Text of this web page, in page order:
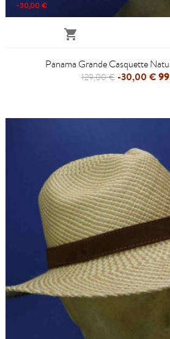
-30,00 €

Panama Grande Casquette
129,00 € -30,00 €